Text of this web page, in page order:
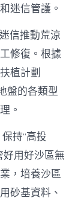
迷信管護。
信推動荒涼
修復。根據
植計劃
盤的各類型
。
持“高投
好用好沙區無
，培養沙區
砂基資料、